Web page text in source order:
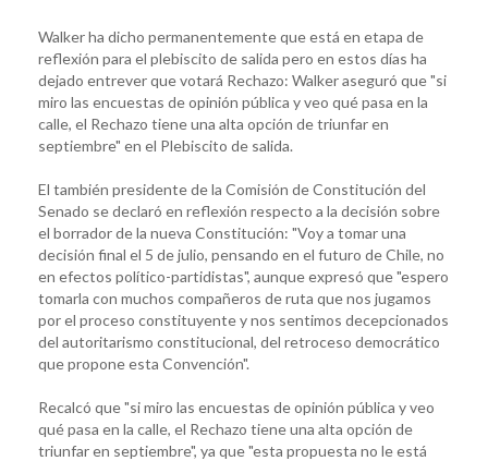
Walker ha dicho permanentemente que está en etapa de
reflexión para el plebiscito de salida pero en estos días ha
dejado entrever que votará Rechazo: Walker aseguró que "si
miro las encuestas de opinión pública y veo qué pasa en la
calle, el Rechazo tiene una alta opción de triunfar en
septiembre" en el Plebiscito de salida.
El también presidente de la Comisión de Constitución del
Senado se declaró en reflexión respecto a la decisión sobre
el borrador de la nueva Constitución: "Voy a tomar una
decisión final el 5 de julio, pensando en el futuro de Chile, no
en efectos político-partidistas", aunque expresó que "espero
tomarla con muchos compañeros de ruta que nos jugamos
por el proceso constituyente y nos sentimos decepcionados
del autoritarismo constitucional, del retroceso democrático
que propone esta Convención".
Recalcó que "si miro las encuestas de opinión pública y veo
qué pasa en la calle, el Rechazo tiene una alta opción de
triunfar en septiembre", ya que "esta propuesta no le está